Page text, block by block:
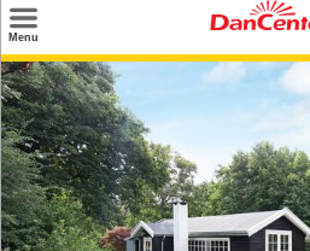
Menu
Zoeken
Inspiratie
Informatie over
Service